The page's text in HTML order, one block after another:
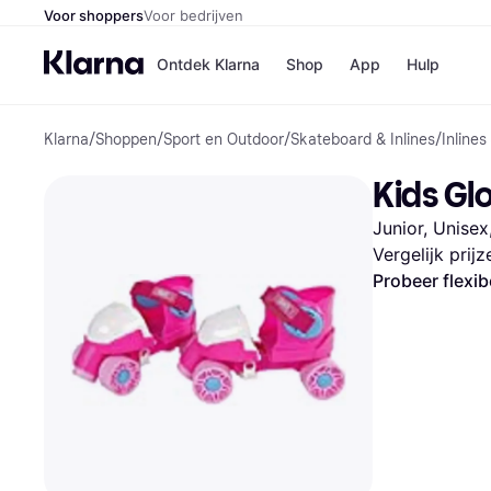
Voor shoppersVoor bedrijven
Ontdek Klarna Shop
Winkels
Bol
H&M
App Hulp
Klarna/Shoppen/Sport en Outdoor/Skateboard & Inlines/
Kids
Junior,
Vergelijk
Probeer